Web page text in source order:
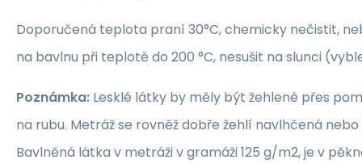
Doporučená teplota praní 30°C, chemicky nečistit,
na bavlnu při teplotě do 200 °C, nesušit na slunci
Poznámka: Lesklé látky by měly být žehlené přes
na rubu. Metráž se rovněž dobře žehlí navlhčená
Bavlněná látka v metráži v gramáži 125 g/m2, je v